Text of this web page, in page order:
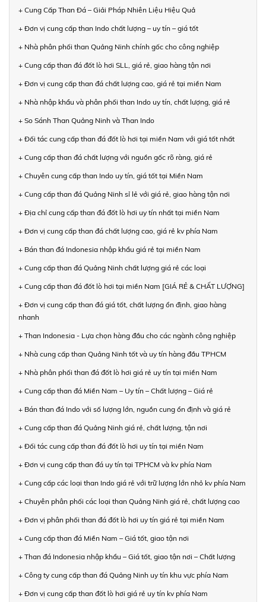
+ Cung Cấp Than Đá – Giải Pháp Nhiên Liệu Hiệu Quả
+ Đơn vị cung cấp than Indo chất lượng – uy tín – giá tốt
+ Nhà phân phối than Quảng Ninh chính gốc cho công nghiệp
+ Cung cấp than đá đốt lò hơi SLL, giá rẻ, giao hàng tận nơi
+ Đơn vị cung cấp than đá chất lượng cao, giá rẻ tại miền Nam
+ Nhà nhập khẩu và phân phối than Indo uy tín, chất lượng, giá rẻ
+ So Sánh Than Quảng Ninh và Than Indo
+ Đối tác cung cấp than đá đốt lò hơi tại miền Nam với giá tốt nhất
+ Cung cấp than đá chất lượng với nguồn gốc rõ ràng, giá rẻ
+ Chuyên cung cấp than Indo uy tín, giá tốt tại Miền Nam
+ Cung cấp than đá Quảng Ninh sỉ lẻ với giá rẻ, giao hàng tận nơi
+ Địa chỉ cung cấp than đá đốt lò hơi uy tín nhất tại miền Nam
+ Đơn vị cung cấp than đá chất lượng cao, giá rẻ kv phía Nam
+ Bán than đá Indonesia nhập khẩu giá rẻ tại miền Nam
+ Cung cấp than đá Quảng Ninh chất lượng giá rẻ các loại
+ Cung cấp than đá đốt lò hơi tại miền Nam [GIÁ RẺ & CHẤT LƯỢNG]
+ Đơn vị cung cấp than đá giá tốt, chất lượng ổn định, giao hàng
nhanh
+ Than Indonesia - Lựa chọn hàng đầu cho các ngành công nghiệp
+ Nhà cung cấp than Quảng Ninh tốt và uy tín hàng đầu TPHCM
+ Nhà phân phối than đá đốt lò hơi giá rẻ uy tín tại miền Nam
+ Cung cấp than đá Miền Nam – Uy tín – Chất lượng – Giá rẻ
+ Bán than đá Indo với số lượng lớn, nguồn cung ổn định và giá rẻ
+ Cung cấp than đá Quảng Ninh giá rẻ, chất lượng, tận nơi
+ Đối tác cung cấp than đá đốt lò hơi uy tín tại miền Nam
+ Đơn vị cung cấp than đá uy tín tại TPHCM và kv phía Nam
+ Cung cấp các loại than Indo giá rẻ với trữ lượng lớn nhỏ kv phía Nam
+ Chuyên phân phối các loại than Quảng Ninh giá rẻ, chất lượng cao
+ Đơn vị phân phối than đá đốt lò hơi uy tín giá rẻ tại miền Nam
+ Cung cấp than đá Miền Nam – Giá tốt, giao tận nơi
+ Than đá Indonesia nhập khẩu – Giá tốt, giao tận nơi – Chất lượng
+ Công ty cung cấp than đá Quảng Ninh uy tín khu vực phía Nam
+ Đơn vị cung cấp than đốt lò hơi giá rẻ uy tín kv phía Nam